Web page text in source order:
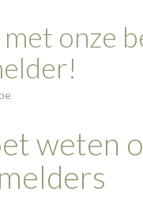
onze
weten